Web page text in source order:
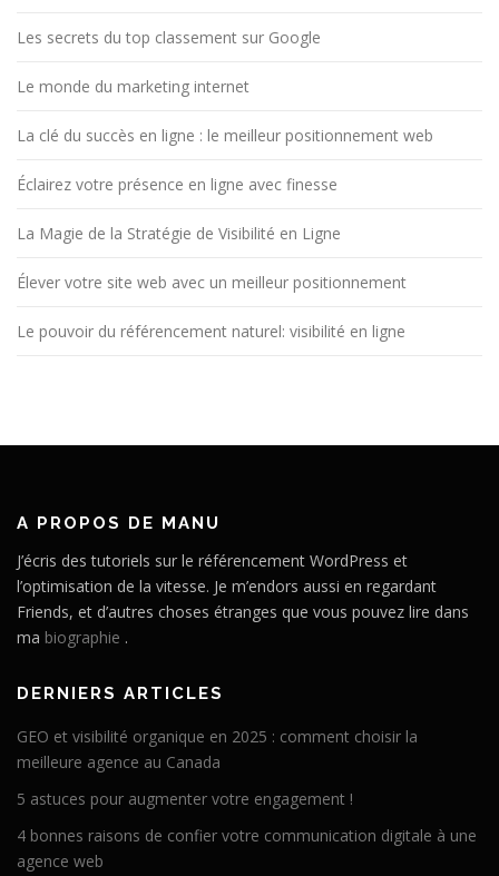
Les secrets du top classement sur Google
Le monde du marketing internet
La clé du succès en ligne : le meilleur positionnement web
Éclairez votre présence en ligne avec finesse
La Magie de la Stratégie de Visibilité en Ligne
Élever votre site web avec un meilleur positionnement
Le pouvoir du référencement naturel: visibilité en ligne
A PROPOS DE MANU
J’écris des tutoriels sur le référencement WordPress et
l’optimisation de la vitesse. Je m’endors aussi en regardant
Friends, et d’autres choses étranges que vous pouvez lire dans
ma biographie .
DERNIERS ARTICLES
GEO et visibilité organique en 2025 : comment choisir la
meilleure agence au Canada
5 astuces pour augmenter votre engagement !
4 bonnes raisons de confier votre communication digitale à une
agence web